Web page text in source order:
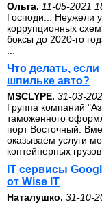
Ольга. 11-05-2021
Господи... Неужели
коррупционных
боксы до 2020-го
Что делать,
шпильке авто?
MSCLYPE. 31-03-
Группа компаний
таможенного
порт Восточный.
оказываем услуги
контейнерных грузов.
IT сервисы
от Wise IT
Наталушко. 31-10-